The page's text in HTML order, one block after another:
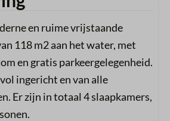
en ruime vrijstaande
118 m2 aan het water, met
en gratis parkeergelegenheid.
ingericht en van alle
Er zijn in totaal 4 slaapkamers,